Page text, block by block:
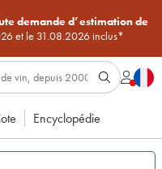
demande d’estimation de
et le 31.08.2026 inclus*
Encyclopédie